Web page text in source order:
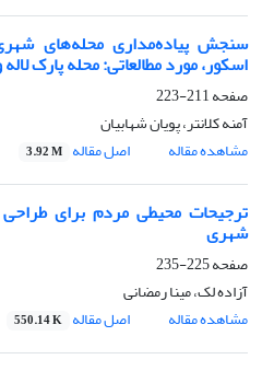
سنجش پیاده‌مداری محله‌های
اسکور، مورد مطالعاتی: محله پارک
صفحه211-223
آمنه کلانتر، پویان شهابیان
مشاهده مقاله
اصل مقاله 3.92 M
ترجیحات محیطی مردم برای
شهری
صفحه225-235
آزاده لک، مینا رمضانی
مشاهده مقاله
اصل مقاله 550.14 K